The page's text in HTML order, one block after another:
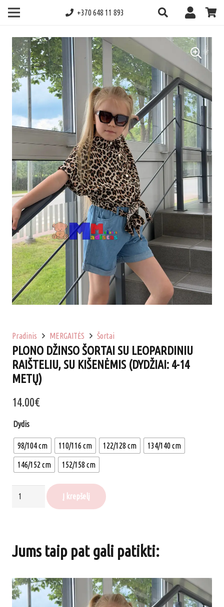
+370 648 11 893
Pradinis MERGAITĖS Šortai
PLONO DŽINSO ŠORTAI SU LEOPARDINIU
RAIŠTELIU, SU KIŠENĖMIS (DYDŽIAI: 4-14
METŲ)
14.00€
Dydis
98/104 cm 110/116 cm 122/128 cm 134/140 cm
146/152 cm 152/158 cm
produkto
šortai
leopardiniu
raišteliu,
Į krepšelį
Jums taip pat gali patikti: